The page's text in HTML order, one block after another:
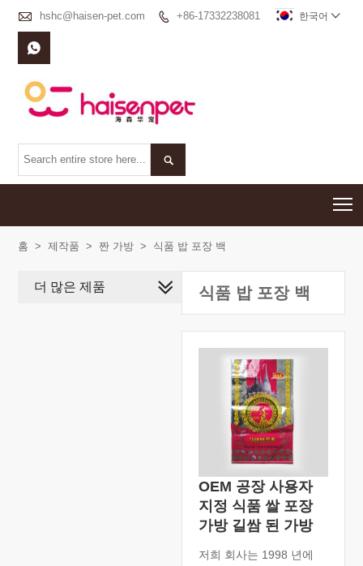
 hshc@haisen-pet.com  +86-17332238081 한국어 


홈 > 제작품 > 짠 가방 > 식품 밥 포장 백
식품 밥 포장 백
OEM 공장 사용자
지정 식품 쌀 포장
가방 길쌈 된 가방
저희 회사는 1998 년에
더 많은 제품